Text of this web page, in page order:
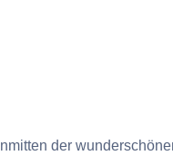
Inmitten der